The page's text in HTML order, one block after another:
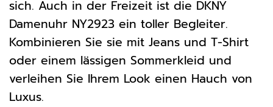
sich. Auch in der Freizeit ist die DKNY
Damenuhr NY2923 ein toller Begleiter.
Kombinieren Sie sie mit Jeans und T-Shirt
oder einem lässigen Sommerkleid und
verleihen Sie Ihrem Look einen Hauch von
Luxus.